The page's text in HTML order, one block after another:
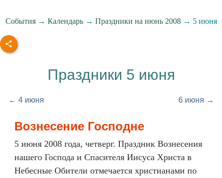
События→ Календарь→ Праздники на июнь 2008→ 5 июня
Праздники 5 июня
← 4 июня 6 июня →
Вознесение Господне
5 июня 2008 года, четверг. Праздник Вознесения
нашего Господа и Спасителя Иисуса Христа в
Небесные Обители отмечается христианами по